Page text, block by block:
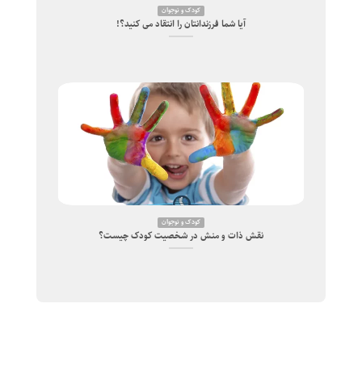
کودک و نوجوان
آیا شما فرزندانتان را انتقاد می کنید؟!
کودک و نوجوان
نقش ذات و منش در شخصیت کودک چیست؟